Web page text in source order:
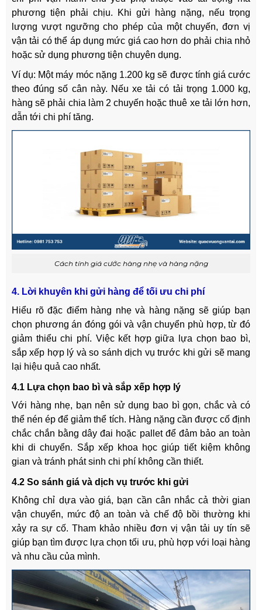
phương tiện phải chịu. Khi gửi hàng nặng, nếu trọng
lượng vượt ngưỡng cho phép của một chuyến, đơn vị
vận tải có thể áp dụng mức giá cao hơn do phải chia nhỏ
hoặc sử dụng phương tiện chuyên dụng.
Ví dụ: Một máy móc nặng 1.200 kg sẽ được tính giá cước
theo đúng số cân này. Nếu xe tải có tải trọng 1.000 kg,
hàng sẽ phải chia làm 2 chuyến hoặc thuê xe tải lớn hơn,
dẫn tới chi phí tăng.
Cách tính giá cước hàng nhẹ và hàng nặng
4. Lời khuyên khi gửi hàng để tối ưu chi phí
Hiểu rõ đặc điểm hàng nhẹ và hàng nặng sẽ giúp bạn
chọn phương án đóng gói và vận chuyển phù hợp, từ đó
giảm thiểu chi phí. Việc kết hợp giữa lựa chọn bao bì,
sắp xếp hợp lý và so sánh dịch vụ trước khi gửi sẽ mang
lại hiệu quả cao nhất.
4.1 Lựa chọn bao bì và sắp xếp hợp lý
Với hàng nhẹ, bạn nên sử dụng bao bì gọn, chắc và có
thể nén ép để giảm thể tích. Hàng nặng cần được cố định
chắc chắn bằng dây đai hoặc pallet để đảm bảo an toàn
khi di chuyển. Sắp xếp khoa học giúp tiết kiệm không
gian và tránh phát sinh chi phí không cần thiết.
4.2 So sánh giá và dịch vụ trước khi gửi
Không chỉ dựa vào giá, bạn cần cân nhắc cả thời gian
vận chuyển, mức độ an toàn và chế độ bồi thường khi
xảy ra sự cố. Tham khảo nhiều đơn vị vận tải uy tín sẽ
giúp bạn tìm được lựa chọn tối ưu, phù hợp với loại hàng
và nhu cầu của mình.